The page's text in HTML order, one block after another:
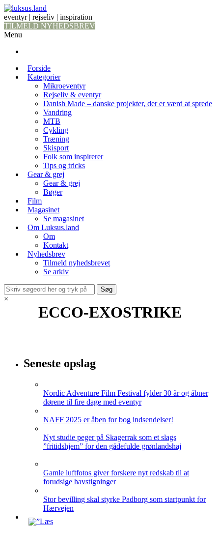
eventyr | rejseliv | inspiration
TILMELD NYHEDSBREV
Menu
Forside
Kategorier
Mikroeventyr
Rejseliv & eventyr
Danish Made – danske projekter, der er værd at sprede
Vandring
MTB
Cykling
Træning
Skisport
Folk som inspirerer
Tips og tricks
Gear & grej
Gear & grej
Bøger
Film
Magasinet
Se magasinet
Om Luksus.land
Om
Kontakt
Nyhedsbrev
Tilmeld nyhedsbrevet
Se arkiv
×
ECCO-EXOSTRIKE
Seneste opslag
Nordic Adventure Film Festival fylder 30 år og åbner
dørene til fire dage med eventyr
NAFF 2025 er åben for bog indsendelser!
Nyt studie peger på Skagerrak som et slags
”fritidshjem” for den gådefulde grønlandshaj
Gamle luftfotos giver forskere nyt redskab til at
forudsige havstigninger
Stor bevilling skal styrke Padborg som startpunkt for
Hærvejen